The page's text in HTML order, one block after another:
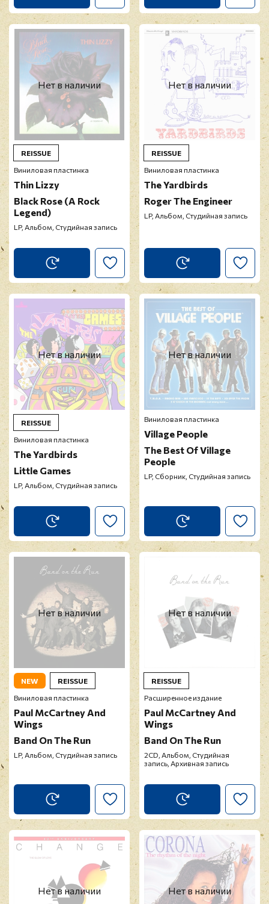
Нет в наличии
REISSUE
Виниловая пластинка
Thin Lizzy
Black Rose (A Rock
Legend)
LP, Альбом, Студийная запись
Нет в наличии
REISSUE
Виниловая пластинка
The Yardbirds
Roger The Engineer
LP, Альбом, Студийная запись
Нет в наличии
REISSUE
Виниловая пластинка
The Yardbirds
Little Games
LP, Альбом, Студийная запись
Нет в наличии
Виниловая пластинка
Village People
The Best Of Village
People
LP, Сборник, Студийная запись
Нет в наличии
NEW
REISSUE
Виниловая пластинка
Paul McCartney And
Wings
Band On The Run
LP, Альбом, Студийная запись
Нет в наличии
REISSUE
Расширенное издание
Paul McCartney And
Wings
Band On The Run
2CD, Альбом, Студийная
запись, Архивная запись
Нет в наличии Нет в наличии